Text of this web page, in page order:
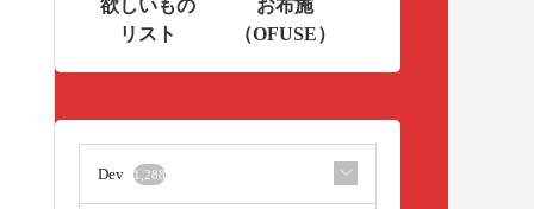
欲しいもの
リスト
お布施
（OFUSE）
Dev 1,288